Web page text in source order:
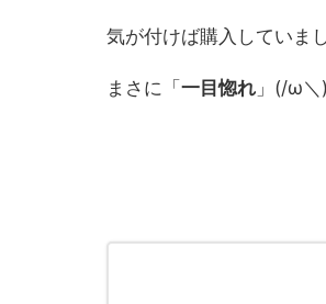
気が付けば購入していま
まさに「一目惚れ 」(/ω＼)